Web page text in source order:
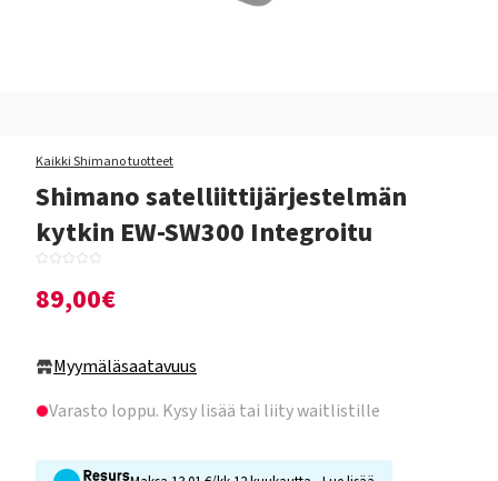
Kaikki Shimano tuotteet
Shimano satelliittijärjestelmän
kytkin EW-SW300 Integroitu
89,00€
Myymäläsaatavuus
Varasto loppu. Kysy lisää tai liity waitlistille